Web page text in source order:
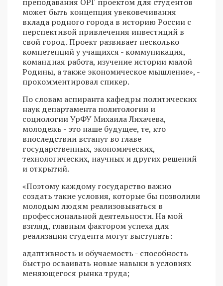
преподавания ОРГ проектом для студентов
может быть концепция увековечивания
вклада родного города в историю России с
перспективой привлечения инвестиций в
свой город. Проект развивает несколько
компетенций у учащихся - коммуникация,
командная работа, изучение истории малой
Родины, а также экономическое мышление», -
прокомментировал спикер.
По словам аспиранта кафедры политических
наук департамента политологии и
социологии УрФУ Михаила Лихачева,
молодежь - это наше будущее, те, кто
впоследствии встанут во главе
государственных, экономических,
технологических, научных и других решений
и открытий.
«Поэтому каждому государство важно
создать такие условия, которые бы позволили
молодым людям реализовываться в
профессиональной деятельности. На мой
взгляд, главным фактором успеха для
реализации студента могут выступать:
адаптивность и обучаемость - способность
быстро осваивать новые навыки в условиях
меняющегося рынка труда;